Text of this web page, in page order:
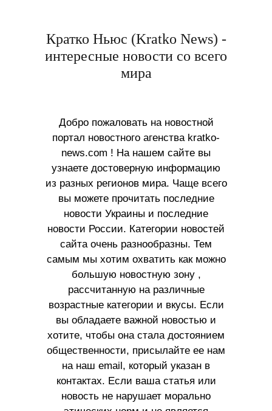
Кратко Ньюс (Kratko News) -
интересные новости со всего
мира
Добро пожаловать на новостной
портал новостного агенства kratko-
news.com ! На нашем сайте вы
узнаете достоверную информацию
из разных регионов мира. Чаще всего
вы можете прочитать последние
новости Украины и последние
новости России. Категории новостей
сайта очень разнообразны. Тем
самым мы хотим охватить как можно
большую новостную зону ,
рассчитанную на различные
возрастные категории и вкусы. Если
вы обладаете важной новостью и
хотите, чтобы она стала достоянием
общественности, присылайте ее нам
на наш email, который указан в
контактах. Если ваша статья или
новость не нарушает морально